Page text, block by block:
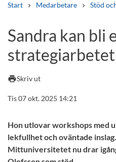
Start Medarbetare Stöd
Andra söktjänster
Kurser och program
Lediga jobb
Sandra kan bli
printSkriv ut
Tis 07 okt. 2025 14:21
Hon utlovar workshops med
lekfullhet och oväntade
Mittuniversitetet nu drar